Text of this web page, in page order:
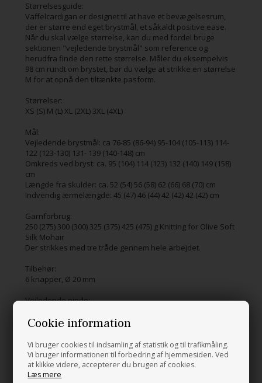
Cookie information
Vi bruger cookies til indsamling af statistik og til trafikmåling.
Vi bruger informationen til forbedring af hjemmesiden. Ved
at klikke videre, accepterer du brugen af cookies.
Læs mere
Størrelsesguide:
Vaffelcardigan er designet til at have et bevægelsesrum,
der er større end eget brystmål, et såkaldt positive ease.
Når du skal vælge størrelse, kan du med fordel bruge
sektionen "vejledende brystmål" som reference og
herudfra finde den rette størrelse. Måler du eksempelvis
98 cm rundt om brystet, bør du vælge at strikke en størrelse
M for at opnå den tiltænkte pasform.
Størrelser:
XS (S) M (L) XL (2XL) 3XL (4XL)
Mål:
Vejledende brystmål: ca 76-85 (86-94) 95-104 (105-113) 114-
122 (123-130) 131- 139 (140-148) cm
Omkreds ved bryst: ca. 95 (104) 114 (123) 132 (140) 149 (158)
cm
Længde fra skulder: ca. 52 (54) 56 (58) 62 (66) 68 (70) cm
Indvendig ærmelængde: 45 (47) 46 (44) 42 (42) 42 (42) cm
Garnforbrug:
250 (275) 300 (300) 325 (375) 425 (475) g Knitting for Olive Soft
Silk Mohair
Der strikkes med tre tråde gennem hele arbejdet.
Tilbehør:
6 knapper, Ø 20 mm
Vejledende pinde:
samt hjælpe- rundpind 80 cm 4 mm
Strikkefasthed:
15,5 m x 23 rækker på pind 5,5 mm I strukturmønster (efter
vask og blok)